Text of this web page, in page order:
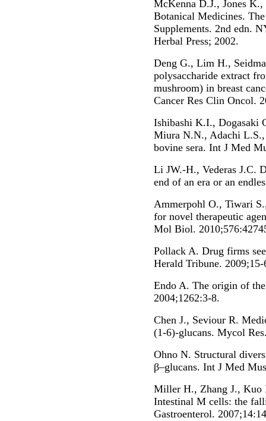
McKenna D.J., Jones
Botanical Medicines.
Supplements. 2nd edn.
Herbal Press; 2002.
Deng G., Lim H.,
polysaccharide extract
mushroom) in breast
Cancer Res Clin Oncol.
Ishibashi K.I.,
Miura N.N., Adachi
bovine sera. Int J Med
Li JW.-H., Vederas J.C.
end of an era or an
Ammerpohl O., Tiwari
for novel therapeutic
Mol Biol.
Pollack A. Drug firms
Herald Tribune. 2009;15-
Endo A. The origin of
2004;1262:3-8.
Chen J., Seviour R.
(1-6)-glucans. Mycol
Ohno N. Structural
β–glucans. Int J Med
Miller H., Zhang J., Kuo
Intestinal M cells: the
Gastroenterol.